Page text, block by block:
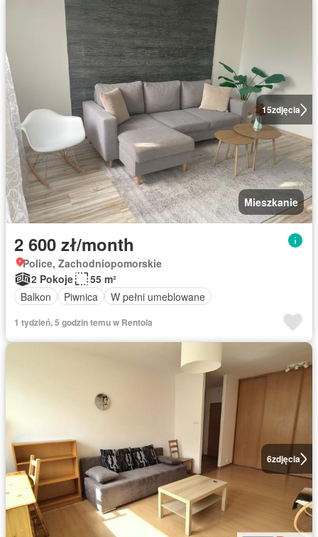
15zdjęcia
Mieszkanie
2 600 zł/month
Police, Zachodniopomorskie
2 Pokoje
55 m²
Balkon
Piwnica W pełni umeblowane
1 tydzień, 5 godzin temu w Rentola
6zdjęcia